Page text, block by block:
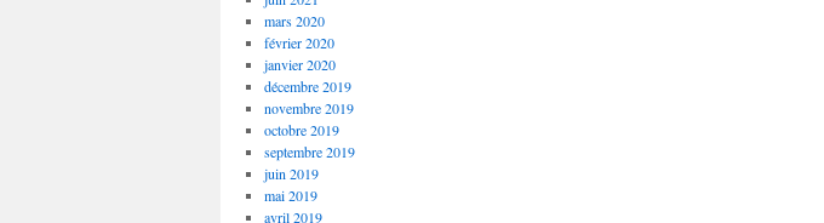
mars 2020
février 2020
janvier 2020
décembre 2019
novembre 2019
octobre 2019
septembre 2019
juin 2019
mai 2019
avril 2019